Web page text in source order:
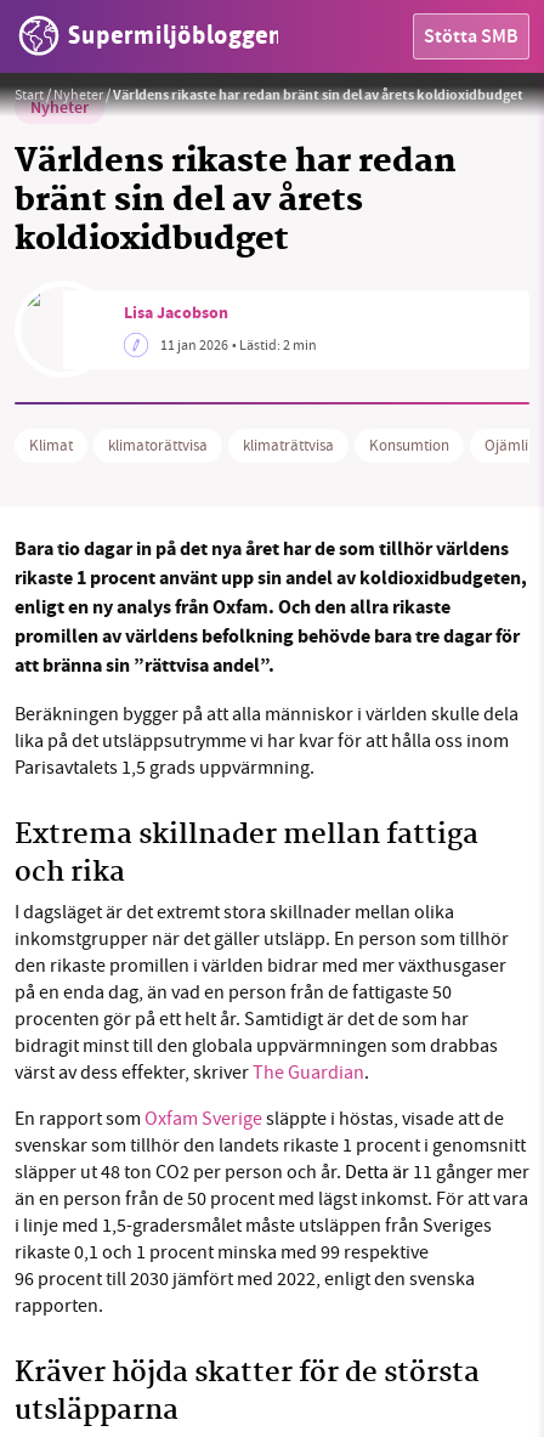
Supermiljöbloggen Stötta SMB
HEM
MILJÖFAKTA
Facebook Instagram BlueSky
Threads LinkedIn
Start/Nyheter/Världens rikaste har redan bränt sin del av årets koldioxidbudget
Nyheter
Världens rikaste har redan
bränt sin del av årets
koldioxidbudget
RDNE Stock Project, Pexels
Lisa Jacobson
11 jan 2026• Lästid:2 min
Klimat klimatorättvisa klimaträttvisa Konsumtion
Bara tio dagar in på det nya året har de som tillhör världens
rikaste 1 procent använt upp sin andel av koldioxidbudgeten,
enligt en ny analys från Oxfam. Och den allra rikaste
promillen av världens befolkning behövde bara tre dagar för
att bränna sin ”rättvisa andel”.
Beräkningen bygger på att alla människor i världen skulle dela
lika på det utsläppsutrymme vi har kvar för att hålla oss inom
Parisavtalets 1,5 grads uppvärmning.
Extrema skillnader mellan fattiga
och rika
I dagsläget är det extremt stora skillnader mellan olika
inkomstgrupper när det gäller utsläpp. En person som tillhör
den rikaste promillen i världen bidrar med mer växthusgaser
på en enda dag, än vad en person från de fattigaste 50
procenten gör på ett helt år. Samtidigt är det de som har
bidragit minst till den globala uppvärmningen som drabbas
värst av dess effekter, skriverThe Guardian.
En rapport som Oxfam Sverigesläppte i höstas, visade att de
svenskar som tillhör den landets rikaste 1 procent i genomsnitt
släpper ut 48 ton CO2 per person och år. Detta är 11 gånger mer
än en person från de 50 procent med lägst inkomst. För att vara
i linje med 1,5-gradersmålet måste utsläppen från Sveriges
rikaste 0,1 och 1 procent minska med 99 respektive
96 procent till 2030 jämfört med 2022, enligt den svenska
rapporten.
Kräver höjda skatter för de största
utsläpparna
SMB kämpar för en hållbar framtid. Sedan
starten 2010 har vår ideella redaktion drivit
miljödebatten framåt genom
nyhetsbevakning och granskningar. Nu vill vi
utveckla vårt arbete – och vi hoppas att du
Stötta vårt arbete genom att swisha en slant till
1231368703
Läs vad vi vill göra